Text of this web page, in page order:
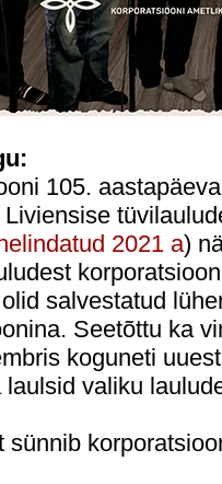
105.
Liviensise
2021 a)
salvestatud
Seetõttu ka
koguneti
laulsid valiku
sünnib